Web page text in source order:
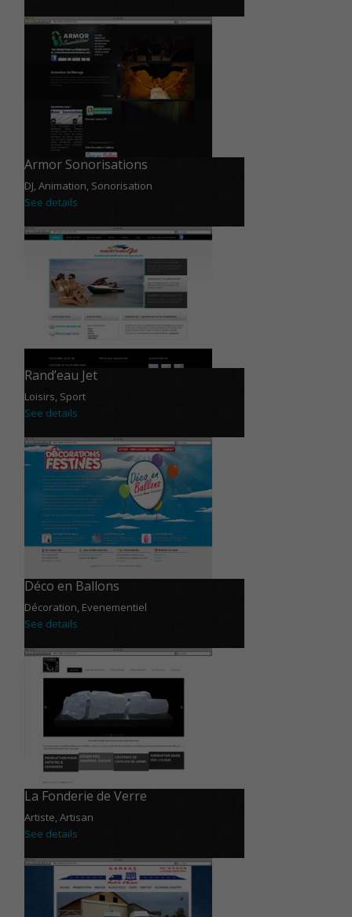
Armor Sonorisations
DJ, Animation, Sonorisation
See details
Rand’eau Jet
Loisirs, Sport
See details
Déco en Ballons
Décoration, Evenementiel
See details
La Fonderie de Verre
Artiste, Artisan
See details